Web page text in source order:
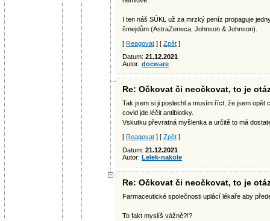
I ten náš SÚKL už za mrzký peníz propaguje
šmejdům (AstraZeneca, Johnson & Johnson).
[ Reagovat ] [ Zpět ]
Datum: 21.12.2021
Autor: docware
Re: Očkovat či neočkovat, to je
Tak jsem si ji poslechl a musím říct, že jsem
covid jde léčit antibiotiky.
Vskutku převratná myšlenka a určitě to má
[ Reagovat ] [ Zpět ]
Datum: 21.12.2021
Autor: Lelek-nakole
Re: Očkovat či neočkovat, to je
Farmaceutické společnosti uplácí lékaře aby
To fakt myslíš vážně?!?